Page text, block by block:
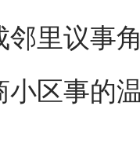
里议事
区事的